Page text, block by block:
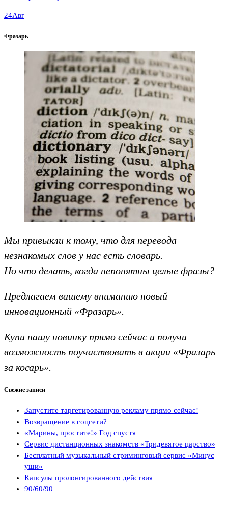
24Авг
Фразарь
Мы привыкли к тому, что для перевода
незнакомых слов у нас есть словарь.
Но что делать, когда непонятны целые фразы?
Предлагаем вашему вниманию новый
инновационный «Фразарь».
Купи нашу новинку прямо сейчас и получи
возможность поучаствовать в акции «Фразарь
за косарь».
Свежие записи
Запустите таргетированную рекламу прямо сейчас!
Возвращение в соцсети?
«Марины, простите!» Год спустя
Сервис дистанционных знакомств «Тридевятое царство»
Бесплатный музыкальный стриминговый сервис «Минус
уши»
Капсулы пролонгированного действия
90/60/90